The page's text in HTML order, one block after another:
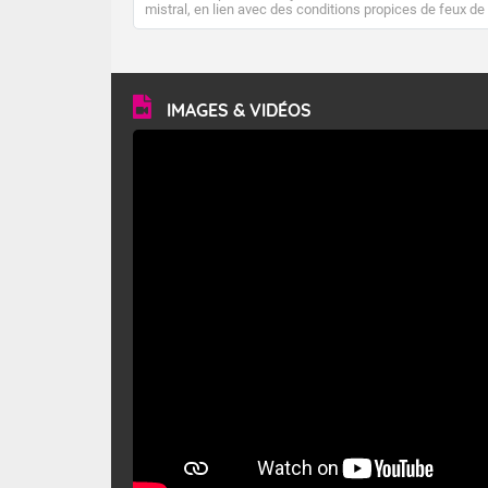
mistral, en lien avec des conditions propices de feux de
forêt. Mais qu'est-ce que le mistral ? Quelles sont ses
vitesse moyenne de 50 km/h et atteindre 80 à 100 km/h
en rafales, parfois davantage. Il parcourt la basse vallée
du Rhône et la Provence et envahit le littoral
méditerranéen à partir de la Camargue.
IMAGES & VIDÉOS